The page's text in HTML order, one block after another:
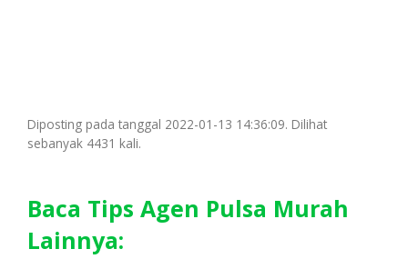
Diposting pada tanggal 2022-01-13 14:36:09. Dilihat
sebanyak 4431 kali.
Baca Tips Agen Pulsa Murah
Lainnya: